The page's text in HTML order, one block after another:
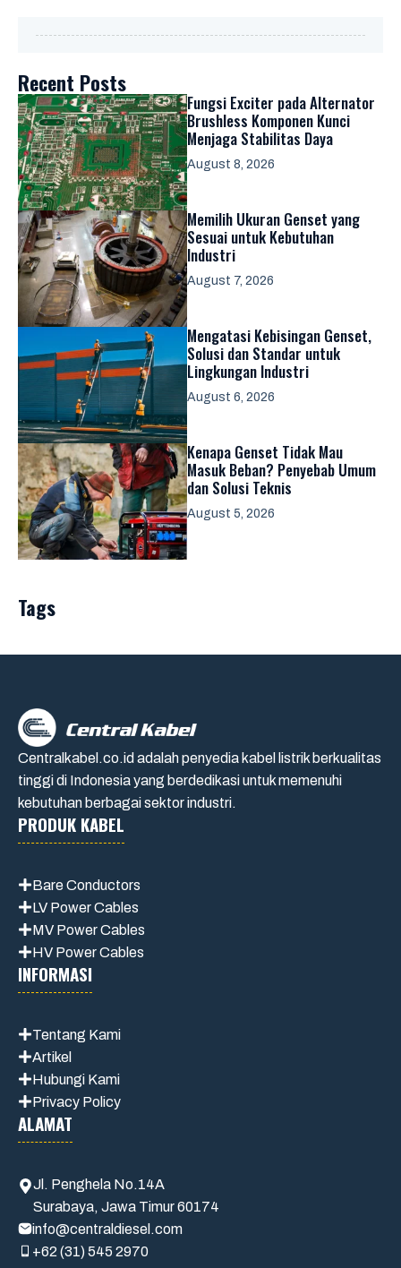
Recent Posts
Fungsi Exciter pada Alternator
Brushless Komponen Kunci
Menjaga Stabilitas Daya
August 8, 2026
Memilih Ukuran Genset yang
Sesuai untuk Kebutuhan
Industri
August 7, 2026
Mengatasi Kebisingan Genset,
Solusi dan Standar untuk
Lingkungan Industri
August 6, 2026
Kenapa Genset Tidak Mau
Masuk Beban? Penyebab Umum
dan Solusi Teknis
August 5, 2026
Tags
Centralkabel.co.id adalah penyedia kabel listrik berkualitas
tinggi di Indonesia yang berdedikasi untuk memenuhi
kebutuhan berbagai sektor industri.
PRODUK KABEL
Bare Conductors
LV Power Cables
MV Power Cables
HV Power Cables
INFORMASI
Tentang Kami
Artikel
Hubungi Kami
Privacy Policy
ALAMAT
Jl. Penghela No.14A
Surabaya, Jawa Timur 60174
info@centraldiesel.com
+62 (31) 545 2970